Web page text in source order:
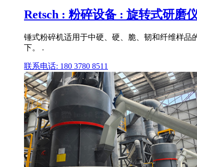
Retsch : 粉碎设备 : 旋转式研磨
锤式粉碎机适用于中硬、硬、脆、韧和纤维样品
下。 .
联系电话: 180 3780 8511